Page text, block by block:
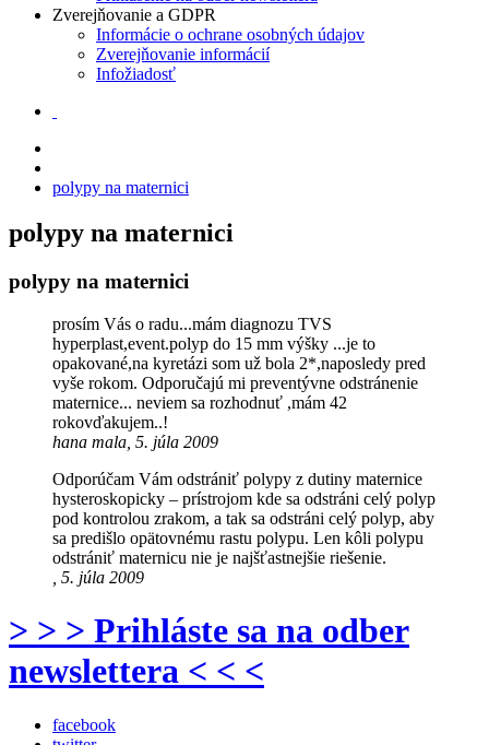
Zverejňovanie a GDPR
Informácie o ochrane osobných údajov
Zverejňovanie informácií
Infožiadosť
polypy na maternici
polypy na maternici
polypy na maternici
prosím Vás o radu...mám diagnozu TVS
hyperplast,event.polyp do 15 mm výšky ...je to
opakované,na kyretázi som už bola 2*,naposledy pred
vyše rokom. Odporučajú mi preventývne odstránenie
maternice... neviem sa rozhodnuť ,mám 42
rokovďakujem..!
hana mala, 5. júla 2009
Odporúčam Vám odstrániť polypy z dutiny maternice
hysteroskopicky – prístrojom kde sa odstráni celý polyp
pod kontrolou zrakom, a tak sa odstráni celý polyp, aby
sa predišlo opätovnému rastu polypu. Len kôli polypu
odstrániť maternicu nie je najšťastnejšie riešenie.
, 5. júla 2009
> > > Prihláste sa na odber
newslettera < < <
facebook